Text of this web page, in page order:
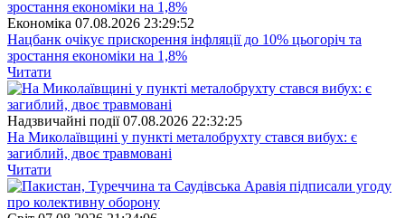
Економіка 07.08.2026 23:29:52
Нацбанк очікує прискорення інфляції до 10% цьогоріч та
зростання економіки на 1,8%
Читати
Надзвичайні події 07.08.2026 22:32:25
На Миколаївщині у пункті металобрухту стався вибух: є
загиблий, двоє травмовані
Читати